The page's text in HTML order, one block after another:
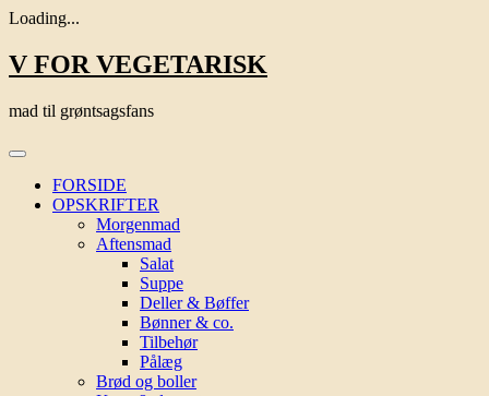
Loading...
Skip
to
V FOR VEGETARISK
mad til grøntsagsfans
FORSIDE
OPSKRIFTER
Morgenmad
Aftensmad
Salat
Suppe
Deller & Bøffer
Bønner & co.
Tilbehør
Pålæg
Brød og boller